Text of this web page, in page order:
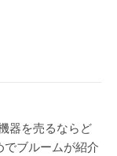
器を売るならど
ブルームが紹介